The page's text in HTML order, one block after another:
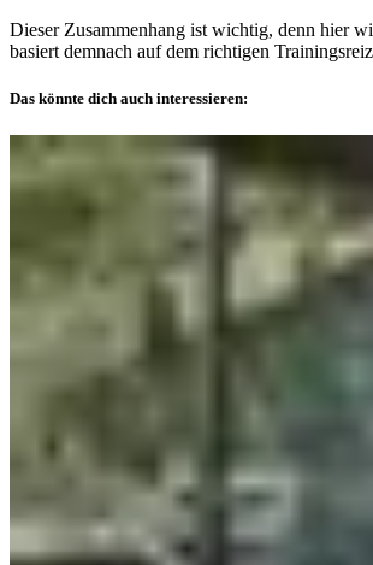
Dieser Zusammenhang ist wichtig, denn hier
basiert demnach auf dem richtigen
Das könnte dich auch interessieren: